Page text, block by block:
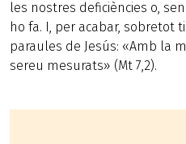
les nostres deficiències o,
ho fa. I, per acabar, sobretot
paraules de Jesús: «Amb la
sereu mesurats» (Mt 7,2).